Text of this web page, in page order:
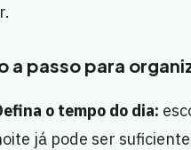
a passo para
o tempo do dia:
já pode ser